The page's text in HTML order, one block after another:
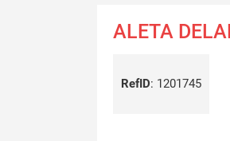
ALETA
RefID: 1201745